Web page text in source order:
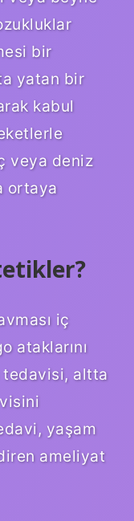
bir
yatan bir
kabul
veya deniz
ortaya
iç
ataklarını
tedavisi, altta
yaşam
ameliyat